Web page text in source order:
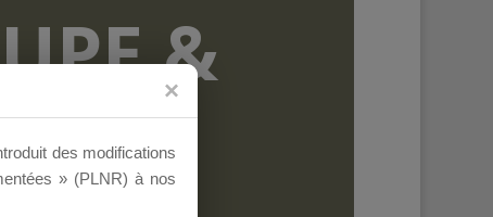
&
des modifications
» (PLNR) à nos